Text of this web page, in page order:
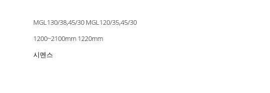
MGL130/38,45/30 MGL120/35,45/30
1200~2100mm 1220mm
시멘스